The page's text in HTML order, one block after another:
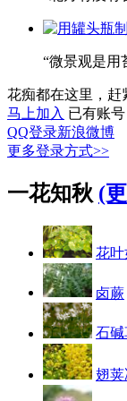
“微景观是用
花痴都在这里，赶
马上加入 已有账号
QQ登录新浪微博
更多登录方式>>
一花知秋 (
花
卤蕨
石碱
翅荚